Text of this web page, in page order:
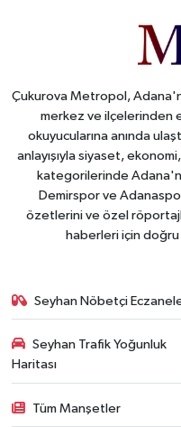
Çukurova Metropol,
merkez ve ilçelerinden
okuyucularına anında
anlayışıyla siyaset,
kategorilerinde
Demirspor ve
özetlerini ve özel
haberleri için
Seyhan Nöbetçi
Seyhan Trafik Yoğunluk
Haritası
Tüm Manşetler